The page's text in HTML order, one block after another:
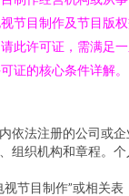
节目制作及节目版
此许可证，需满足
证的核心条件详解。
依法注册的公司或
组织机构和章程。个
视节目制作”或相关表